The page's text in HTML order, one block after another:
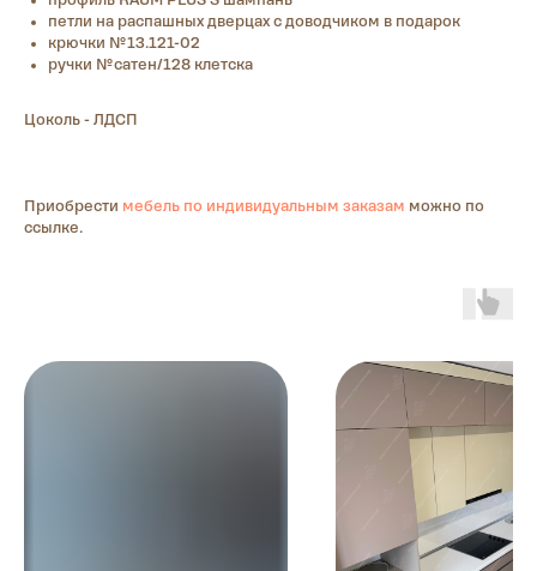
петли на распашных дверцах с доводчиком в подарок
крючки №13.121-02
ручки №сатен/128 клетска
Цоколь - ЛДСП
Приобрести мебель по индивидуальным заказам можно по
ссылке.